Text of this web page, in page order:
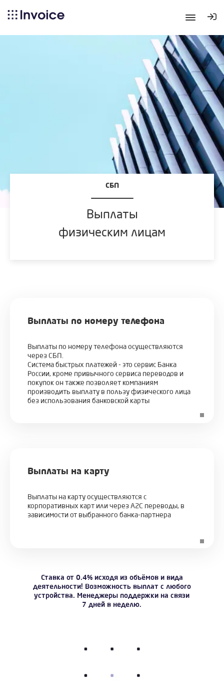
СБП
Выплаты
физическим лицам
Выплаты по номеру телефона
Выплаты по номеру телефона осуществляются
через СБП.
Система быстрых платежей - это сервис Банка
России, кроме привычного сервиса переводов и
покупок он также позволяет компаниям
производить выплату в пользу физического лица
без использования банковской карты
Выплаты на карту
Выплаты на карту осуществляются с
корпоративных карт или через A2C переводы, в
зависимости от выбранного банка-партнера
Ставка от 0.4% исходя из объёмов и вида
деятельности! Возможность выплат с любого
устройства. Менеджеры поддержки на связи
7 дней в неделю.